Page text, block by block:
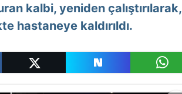
kalbi, yeniden çalıştırılarak,
hastaneye kaldırıldı.